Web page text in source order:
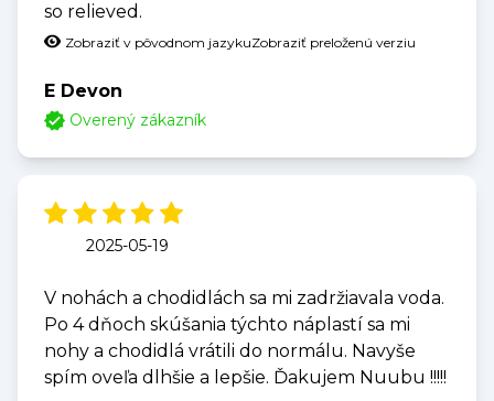
so relieved.
Zobraziť v pôvodnom jazykuZobraziť preloženú verziu
E Devon
Overený zákazník
2025-05-19
V nohách a chodidlách sa mi zadržiavala voda.
Po 4 dňoch skúšania týchto náplastí sa mi
nohy a chodidlá vrátili do normálu. Navyše
spím oveľa dlhšie a lepšie. Ďakujem Nuubu !!!!!